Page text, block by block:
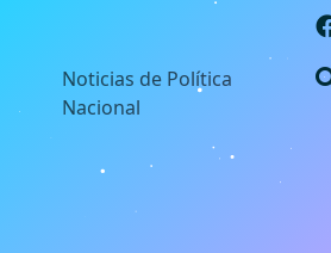
Noticias de Política
Nacional